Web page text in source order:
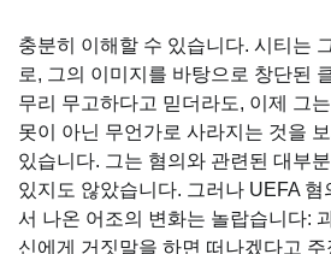
충분히 이해할 수 있습니다. 시티는
로, 그의 이미지를 바탕으로 창단된
무리 무고하다고 믿더라도, 이제 그
못이 아닌 무언가로 사라지는 것을
있습니다. 그는 혐의와 관련된 대부
있지도 않았습니다. 그러나 UEFA 혐
서 나온 어조의 변화는 놀랍습니다:
신에게 거짓말을 하면 떠나겠다고